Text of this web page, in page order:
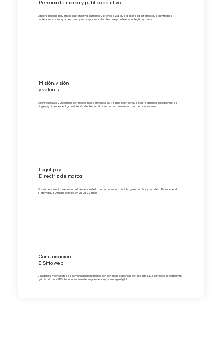
Persona de marca y público objetivo
La personalidad arquetípica que encarna su marca y el tono de voz que la expresa, al tiempo que identifica las
audiencias con las que resuena y los espacios culturales que puede ocupar legítimamente.
Misión, Visión
y valores
Definir objetivos y un camino con propósito: los principios que establecen por qué existe la marca, hacia dónde se
dirige y qué representa, convirtiendo ideales abstractos en una brújula clara para el crecimiento.
Logotipo y
Directriz de marca
Diseña el símbolo que encarna la esencia de tu marca: una marca distintiva, memorable y duradera. Establece el
sistema que unifica la expresión visual y verbal.
Comunicación
& Sitio web
Eslóganes y conceptos de comunicación de marca con contenido elaborado por expertos. Desarrollo web totalmente
optimizado para SEO. Fortalecimiento de su presencia y estrategia digital.